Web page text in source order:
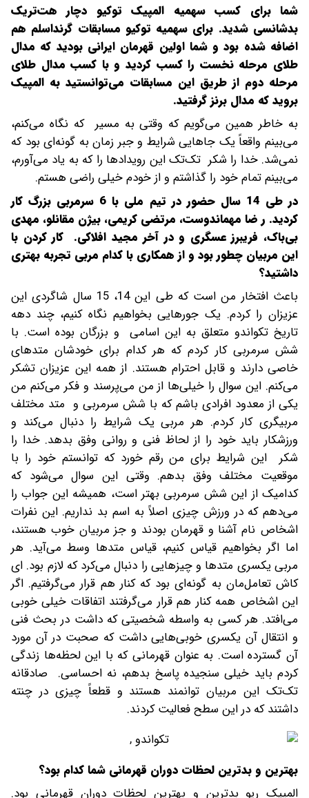
شما برای کسب سهمیه المپیک توکیو دچار هت‌تریک
بدشانسی شدید. برای سهمیه توکیو مسابقات گرنداسلم هم
اضافه شده بود و شما اولین قهرمان ایرانی بودید که مدال
طلای مرحله نخست را کسب کردید و با کسب مدال طلای
مرحله دوم از طریق این مسابقات می‌توانستید به المپیک
بروید که مدال برنز گرفتید.
به خاطر همین می‌گویم که وقتی به مسیر که نگاه می‌کنم،
می‌بینم واقعاً یک جاهایی شرایط و جبر زمان به گونه‌ای بود که
نمی‌شد. خدا را شکر تک‌تک این رویدادها را که به یاد می‌آورم،
می‌بینم تمام خود را گذاشتم و از خودم خیلی راضی هستم.
در طی 14 سال حضور در تیم ملی با 6 سرمربی بزرگ کار
کردید. ر ضا مهماندوست، مرتضی کریمی، بیژن مقانلو، مهدی
بی‌باک، فریبرز عسگری و در آخر مجید افلاکی. کار کردن با
این مربیان چطور بود و از همکاری با کدام مربی تجربه بهتری
داشتید؟
باعث افتخار من است که طی این 14، 15 سال شاگردی این
عزیزان را کردم. یک جورهایی بخواهیم نگاه کنیم، چند دهه
تاریخ تکواندو متعلق به این اسامی و بزرگان بوده است. با
شش سرمربی کار کردم که هر کدام برای خودشان متدهای
خاصی دارند و قابل احترام هستند. از همه این عزیزان تشکر
می‌کنم. این سوال را خیلی‌ها از من می‌پرسند و فکر می‌کنم من
یکی از معدود افرادی باشم که با شش سرمربی و متد مختلف
مربیگری کار کردم. هر مربی یک شرایط را دنبال می‌کند و
ورزشکار باید خود را از لحاظ فنی و روانی وفق بدهد. خدا را
شکر این شرایط برای من رقم خورد که توانستم خود را با
موقعیت مختلف وفق بدهم. وقتی این سوال می‌شود که
کدامیک از این شش سرمربی بهتر است، همیشه این جواب را
می‌دهم که در ورزش چیزی اصلاً به اسم بد نداریم. این نفرات
اشخاص نام‌ آشنا و قهرمان بودند و جز مربیان خوب هستند،
اما اگر بخواهیم قیاس کنیم، قیاس متدها وسط می‌آید. هر
مربی یکسری متدها و چیزهایی را دنبال می‌کرد که لازم بود. ای
کاش تعامل‌مان به گونه‌ای بود که کنار هم قرار می‌گرفتیم. اگر
این اشخاص همه کنار هم قرار می‌گرفتند اتفاقات خیلی خوبی
می‌افتد. هر کسی به واسطه شخصیتی که داشت در بحث فنی
و انتقال آن یکسری خوبی‌هایی داشت که صحبت در آن مورد
آن گسترده است. به عنوان قهرمانی که با این لحظه‌ها زندگی
کردم باید خیلی سنجیده پاسخ بدهم، نه احساسی. صادقانه
تک‌تک این مربیان توانمند هستند و قطعاً چیزی در چنته
داشتند که در این سطح فعالیت کردند.
بهترین و بدترین لحظات دوران قهرمانی شما کدام بود؟
المپیک ریو بدترین و بهترین لحظات دوران قهرمانی بود.